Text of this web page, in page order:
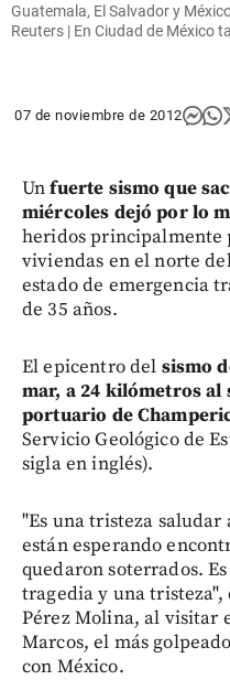
Guatemala, El Salvador y
Reuters | En Ciudad de México
07 de noviembre de 2012
Unfuerte sismo que
miércoles dejó por lo
heridos principalmente
viviendas en el norte
estado de emergencia
de 35 años.
El epicentro del sismo
mar, a 24 kilómetros al
portuario de
Servicio Geológico de
sigla en inglés).
"Es una tristeza saludar
están esperando
quedaron soterrados.
tragedia y una
Pérez Molina, al visitar
Marcos, el más
con México.